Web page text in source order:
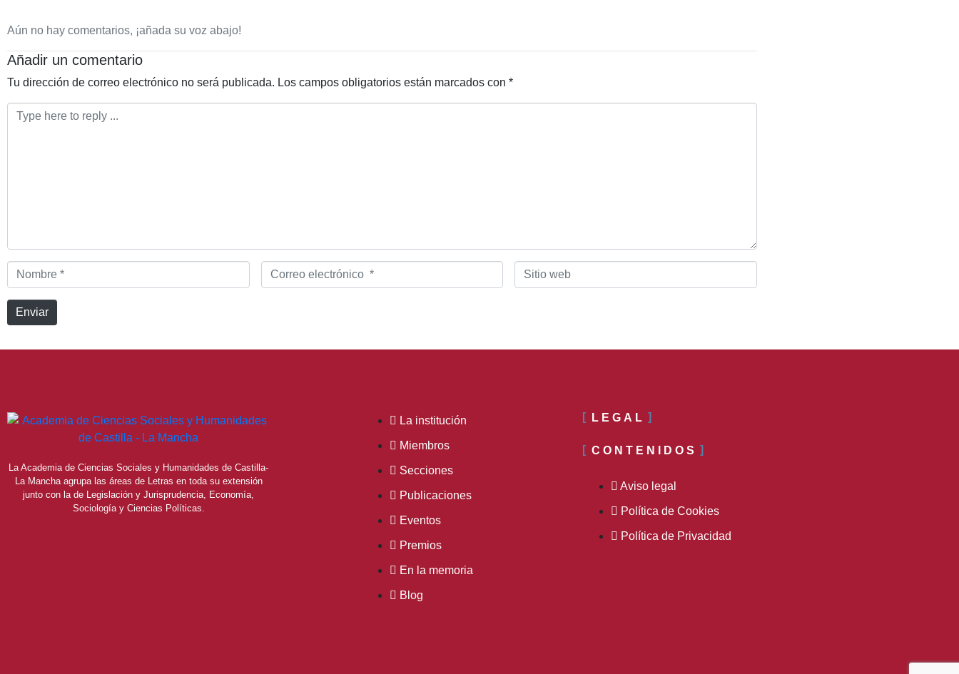
Aún no hay comentarios, ¡añada su voz abajo!
Añadir un comentario
Tu dirección de correo electrónico no será publicada. Los campos obligatorios están marcados con *
Comentario
Nombre
*
Correo
electrónico
Sitio
web
Enviar
La Academia de Ciencias Sociales y Humanidades de Castilla-
La Mancha agrupa las áreas de Letras en toda su extensión
junto con la de Legislación y Jurisprudencia, Economía,
Sociología y Ciencias Políticas.
La institución
Miembros
Secciones
Publicaciones
Eventos
Premios
En la memoria
Blog
LEGAL
CONTENIDOS
Aviso legal
Política de Cookies
Política de Privacidad